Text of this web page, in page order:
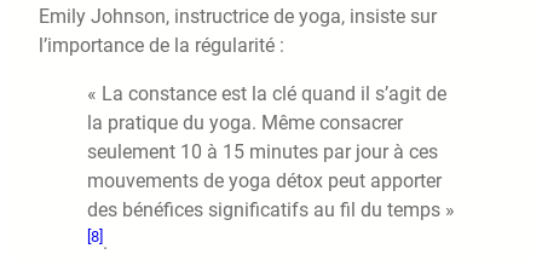
Emily Johnson, instructrice de yoga, insiste sur
l’importance de la régularité :
« La constance est la clé quand il s’agit de
la pratique du yoga. Même consacrer
seulement 10 à 15 minutes par jour à ces
mouvements de yoga détox peut apporter
des bénéfices significatifs au fil du temps »
[8].